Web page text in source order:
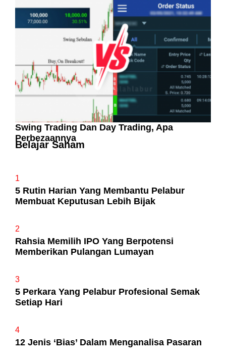
Pelaburan Saham Bukan Untuk Mereka Yang
Suka ‘Stress’
Swing Trading Dan Day Trading, Apa
Perbezaannya
Belajar Saham
1
5 Rutin Harian Yang Membantu Pelabur
Membuat Keputusan Lebih Bijak
2
Rahsia Memilih IPO Yang Berpotensi
Memberikan Pulangan Lumayan
3
5 Perkara Yang Pelabur Profesional Semak
Setiap Hari
4
12 Jenis ‘Bias’ Dalam Menganalisa Pasaran